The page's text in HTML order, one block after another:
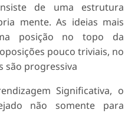
de uma estrutura
mente. As ideias mais
posição no topo da
pouco triviais, no
são progressiva
Significativa, o
não somente para